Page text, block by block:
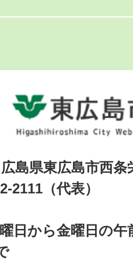
島県東広島市西
2111（代表）
日から金曜日の午